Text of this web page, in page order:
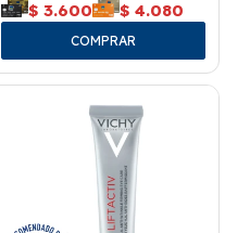
$ 3.600 $ 4.080